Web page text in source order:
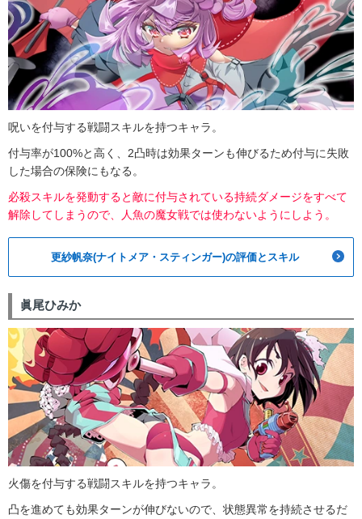
呪いを付与する戦闘スキルを持つキャラ。
付与率が100%と高く、2凸時は効果ターンも伸びるため付与に失敗
した場合の保険にもなる。
必殺スキルを発動すると敵に付与されている持続ダメージをすべて
解除してしまうので、人魚の魔女戦では使わないようにしよう。
更紗帆奈(ナイトメア・スティンガー)の評価とスキル
眞尾ひみか
火傷を付与する戦闘スキルを持つキャラ。
凸を進めても効果ターンが伸びないので、状態異常を持続させるだ